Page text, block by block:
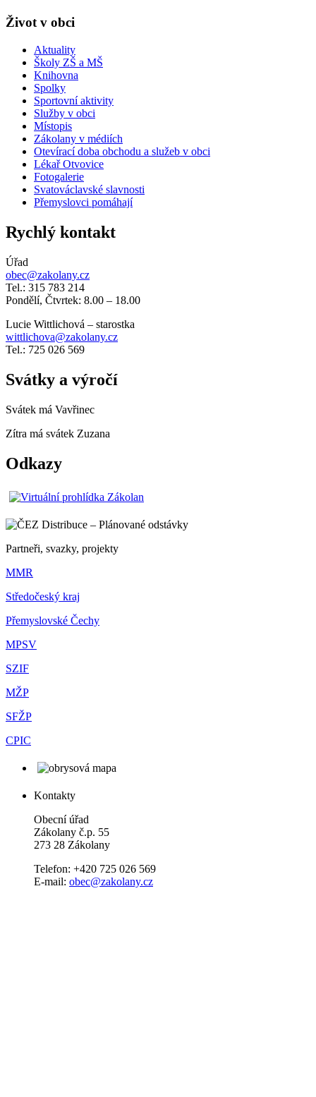
Život v obci
Aktuality
Školy ZŠ a MŠ
Knihovna
Spolky
Sportovní aktivity
Služby v obci
Místopis
Zákolany v médiích
Otevírací doba obchodu a služeb v obci
Lékař Otvovice
Fotogalerie
Svatováclavské slavnosti
Přemyslovci pomáhají
Rychlý kontakt
Úřad
obec@zakolany.cz
Tel.: 315 783 214
Pondělí, Čtvrtek: 8.00 – 18.00
Lucie Wittlichová – starostka
wittlichova@zakolany.cz
Tel.: 725 026 569
Svátky a výročí
Svátek má Vavřinec
Zítra má svátek Zuzana
Odkazy
Partneři, svazky, projekty
MMR
Středočeský kraj
Přemyslovské Čechy
MPSV
SZIF
MŽP
SFŽP
CPIC
Kontakty
Obecní úřad
Zákolany č.p. 55
273 28 Zákolany
Telefon: +420 725 026 569
E-mail: obec@zakolany.cz